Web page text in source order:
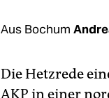
Aus Bochum
Die Hetzrede
AKP in einer